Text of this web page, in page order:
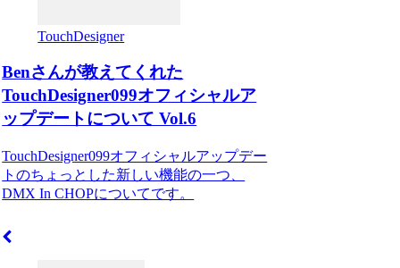
TouchDesigner
Benさんが教えてくれた
TouchDesigner099オフィシャルア
ップデートについて Vol.6
TouchDesigner099オフィシャルアップデー
トのちょっとした新しい機能の一つ、
DMX In CHOPについてです。